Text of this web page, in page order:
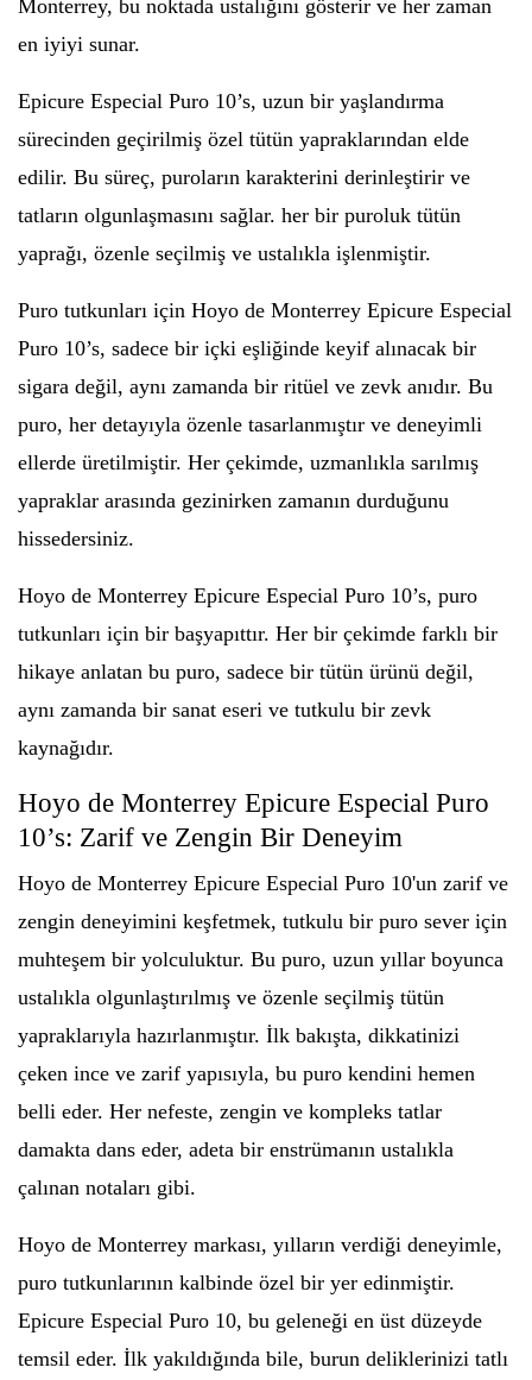
Monterrey, bu noktada ustalığını gösterir ve her zaman
en iyiyi sunar.
Epicure Especial Puro 10’s, uzun bir yaşlandırma
sürecinden geçirilmiş özel tütün yapraklarından elde
edilir. Bu süreç, puroların karakterini derinleştirir ve
tatların olgunlaşmasını sağlar. her bir puroluk tütün
yaprağı, özenle seçilmiş ve ustalıkla işlenmiştir.
Puro tutkunları için Hoyo de Monterrey Epicure Especial
Puro 10’s, sadece bir içki eşliğinde keyif alınacak bir
sigara değil, aynı zamanda bir ritüel ve zevk anıdır. Bu
puro, her detayıyla özenle tasarlanmıştır ve deneyimli
ellerde üretilmiştir. Her çekimde, uzmanlıkla sarılmış
yapraklar arasında gezinirken zamanın durduğunu
hissedersiniz.
Hoyo de Monterrey Epicure Especial Puro 10’s, puro
tutkunları için bir başyapıttır. Her bir çekimde farklı bir
hikaye anlatan bu puro, sadece bir tütün ürünü değil,
aynı zamanda bir sanat eseri ve tutkulu bir zevk
kaynağıdır.
Hoyo de Monterrey Epicure Especial Puro
10’s: Zarif ve Zengin Bir Deneyim
Hoyo de Monterrey Epicure Especial Puro 10'un zarif ve
zengin deneyimini keşfetmek, tutkulu bir puro sever için
muhteşem bir yolculuktur. Bu puro, uzun yıllar boyunca
ustalıkla olgunlaştırılmış ve özenle seçilmiş tütün
yapraklarıyla hazırlanmıştır. İlk bakışta, dikkatinizi
çeken ince ve zarif yapısıyla, bu puro kendini hemen
belli eder. Her nefeste, zengin ve kompleks tatlar
damakta dans eder, adeta bir enstrümanın ustalıkla
çalınan notaları gibi.
Hoyo de Monterrey markası, yılların verdiği deneyimle,
puro tutkunlarının kalbinde özel bir yer edinmiştir.
Epicure Especial Puro 10, bu geleneği en üst düzeyde
temsil eder. İlk yakıldığında bile, burun deliklerinizi tatlı